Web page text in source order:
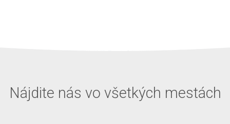
Nájdite nás vo všetkých mestách